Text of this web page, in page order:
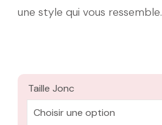
une style qui vous ressemble.
Taille Jonc